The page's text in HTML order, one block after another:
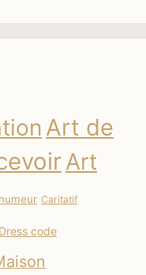
Art de
Art
Caritatif
Dress code